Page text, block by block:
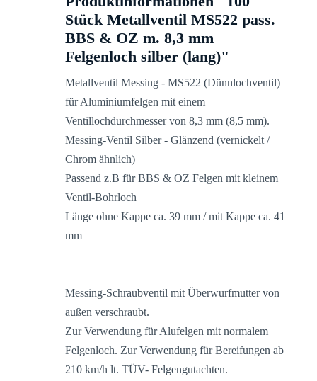
Stück Metallventil MS522 pass.
BBS & OZ m. 8,3 mm
Felgenloch silber (lang)"
Metallventil Messing - MS522 (Dünnlochventil)
für Aluminiumfelgen mit einem
Ventillochdurchmesser von 8,3 mm (8,5 mm).
Messing-Ventil Silber - Glänzend (vernickelt /
Chrom ähnlich)
Passend z.B für BBS & OZ Felgen mit kleinem
Ventil-Bohrloch
Länge ohne Kappe ca. 39 mm / mit Kappe ca. 41
mm
Messing-Schraubventil mit Überwurfmutter von
außen verschraubt.
Zur Verwendung für Alufelgen mit normalem
Felgenloch. Zur Verwendung für Bereifungen ab
210 km/h lt. TÜV- Felgengutachten.